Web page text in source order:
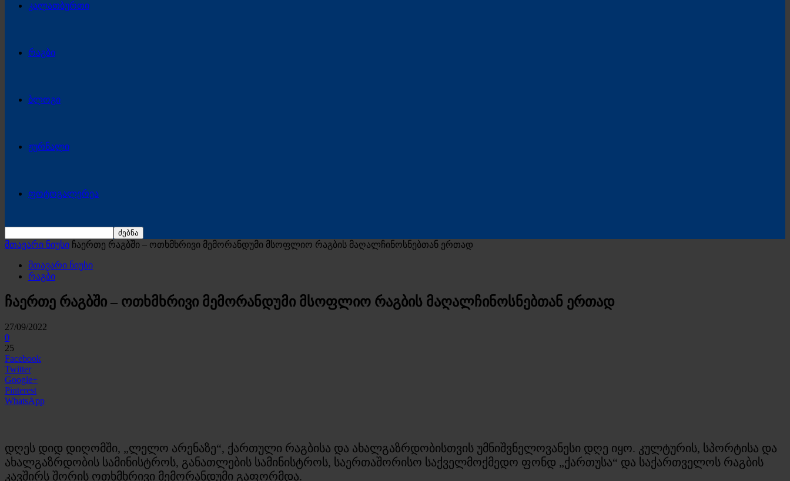
კალათბურთი
რაგბი
ბლოგი
ჟურნალი
ფოტოგალერეა
მთავარი ნიუსი ჩაერთე რაგბში – ოთხმხრივი მემორანდუმი მსოფლიო რაგბის მაღალჩინოსნებთან ერთად
მთავარი ნიუსი
რაგბი
ჩაერთე რაგბში – ოთხმხრივი მემორანდუმი მსოფლიო რაგბის მაღალჩინოსნებთან ერთად
27/09/2022
0
25
Facebook
Twitter
Google+
Pinterest
WhatsApp
დღეს დიდ დიღომში, „ლელო არენაზე“, ქართული რაგბისა და ახალგაზრდობისთვის უმნიშვნელოვანესი დღე იყო. კულტურის, სპორტისა და
ახალგაზრდობის სამინისტროს, განათლების სამინისტროს, საერთაშორისო საქველმოქმედო ფონდ „ქართუსა“ და საქართველოს რაგბის
კავშირს შორის ოთხმხრივი მემორანდუმი გაფორმდა.